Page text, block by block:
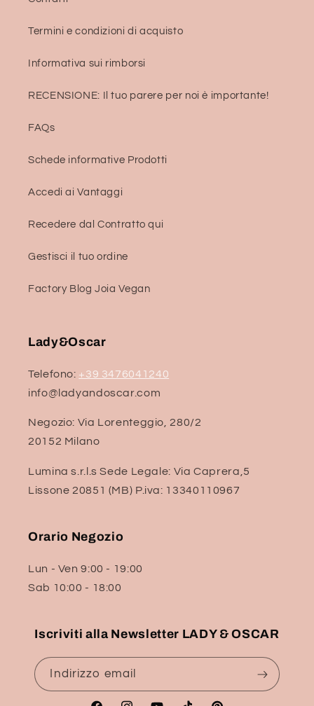
Termini e condizioni di acquisto
Informativa sui rimborsi
RECENSIONE: Il tuo parere per noi è importante!
FAQs
Schede informative Prodotti
Accedi ai Vantaggi
Recedere dal Contratto qui
Gestisci il tuo ordine
Factory Blog Joia Vegan
Lady&Oscar
Telefono: +39 3476041240
info@ladyandoscar.com
Negozio: Via Lorenteggio, 280/2
20152 Milano
Lumina s.r.l.s Sede Legale: Via Caprera,5
Lissone 20851 (MB) P.iva: 13340110967
Orario Negozio
Lun - Ven 9:00 - 19:00
Sab 10:00 - 18:00
Iscriviti alla Newsletter LADY & OSCAR
Indirizzo email